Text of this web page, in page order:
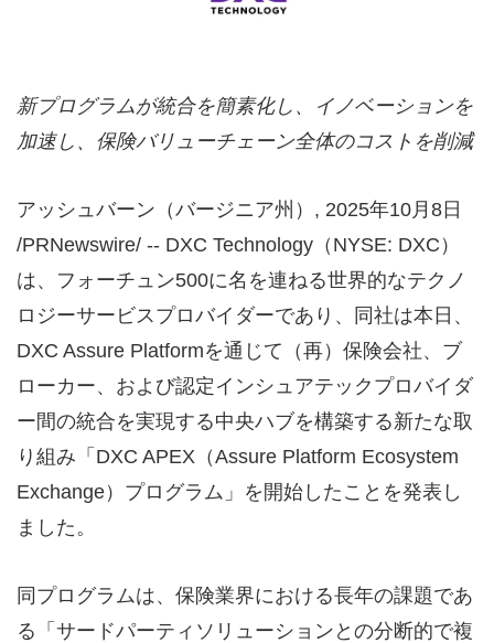
新プログラムが統合を簡素化し、イノベーションを
加速し、保険バリューチェーン全体のコストを削減
アッシュバーン（バージニア州） , 2025年10月8日
/PRNewswire/ -- DXC Technology（NYSE: DXC）
は、フォーチュン500に名を連ねる世界的なテクノ
ロジーサービスプロバイダーであり、同社は本日、
DXC Assure Platformを通じて（再）保険会社、ブ
ローカー、および認定インシュアテックプロバイダ
ー間の統合を実現する中央ハブを構築する新たな取
り組み「DXC APEX（Assure Platform Ecosystem
Exchange）プログラム」を開始したことを発表し
ました。
同プログラムは、保険業界における長年の課題であ
る「サードパーティソリューションとの分断的で複